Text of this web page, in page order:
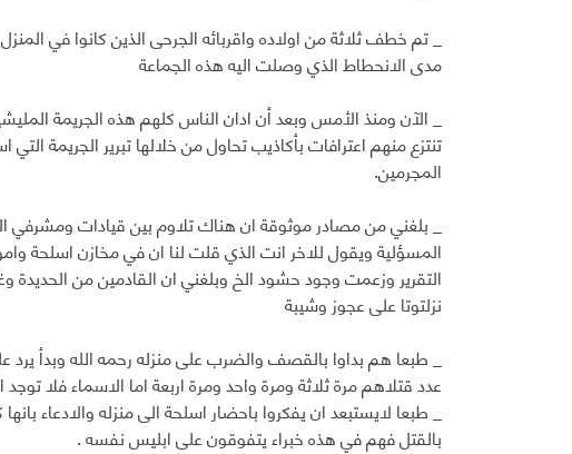
_ تم خطف ثلاثة من اولاده واقربائه الجرحى الذين كانوا في
مدى الانحطاط الذي وصلت اليه هذه الجماعة
_ الآن ومنذ الأمس وبعد أن ادان الناس كلهم هذه الجريمة
تنتزع منهم اعترافات بأكاذيب تحاول من خلالها تبرير الجريمة
المجرمين.
_ بلغني من مصادر موثوقة ان هناك تلاوم بين قيادات
المسؤلية ويقول للاخر انت الذي قلت لنا ان في مخازن اسلحة
التقرير وزعمت وجود حشود الخ وبلغني ان القادمين من الحديدة
نزلتوتا على عجوز وشيبة
_ طبعا هم بداوا بالقصف والضرب على منزله رحمه الله وبدأ
عدد قتلاهم مرة ثلاثة ومرة واحد ومرة اربعة اما الاسماء فلا
_ طبعا لايستبعد ان يفكروا باحضار اسلحة الى منزله والادعاء
بالقتل فهم في هذه خبراء يتفوقون على ابليس نفسه .